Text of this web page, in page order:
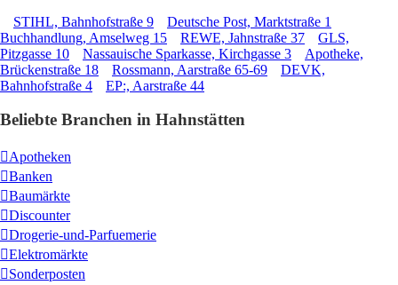
STIHL, Bahnhofstraße 9
Deutsche Post, Marktstraße 1
Buchhandlung, Amselweg 15
REWE, Jahnstraße 37
GLS,
Pitzgasse 10
Nassauische Sparkasse, Kirchgasse 3
Apotheke,
Brückenstraße 18
Rossmann, Aarstraße 65-69
DEVK,
Bahnhofstraße 4
EP:, Aarstraße 44
Beliebte Branchen in Hahnstätten
Apotheken
Banken
Baumärkte
Discounter
Drogerie-und-Parfuemerie
Elektromärkte
Sonderposten